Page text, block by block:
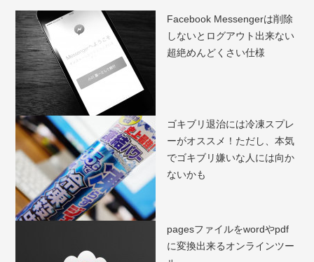
Facebook Messengerは削除
しないとログアウト出来ない
超絶めんどくさい仕様
ゴキブリ退治には冷凍スプレ
ーがオススメ！ただし、本気
でゴキブリ嫌いな人には向か
ないかも
pagesファイルをwordやpdf
に変換出来るオンラインツー